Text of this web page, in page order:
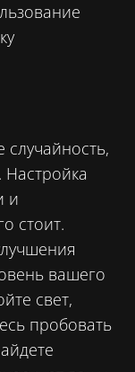
случайность,
Настройка
и
стоит.
вашего
свет,
пробовать